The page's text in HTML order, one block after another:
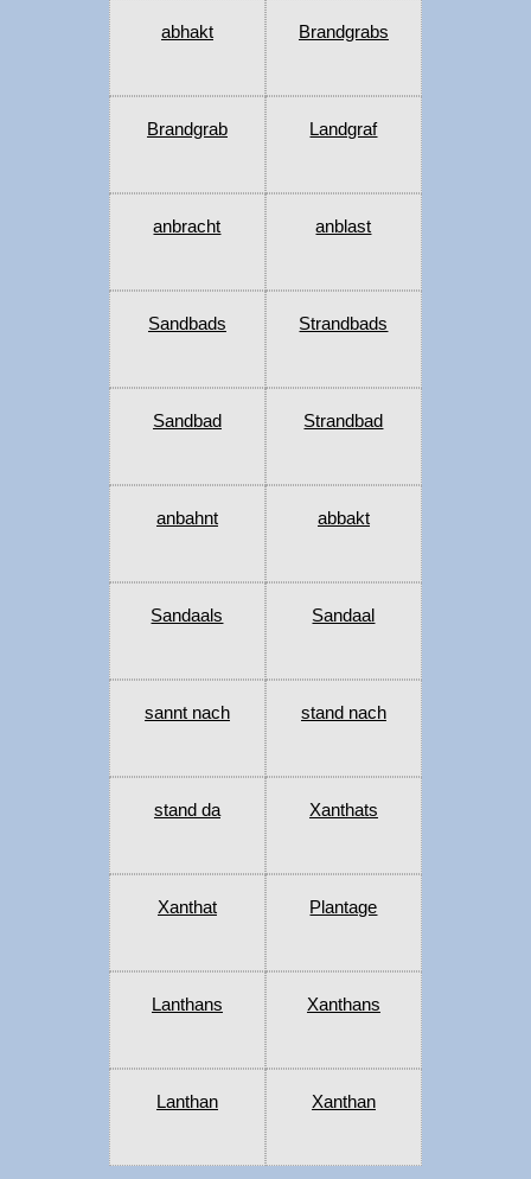
abhakt Brandgrabs
Brandgrab Landgraf
anbracht anblast
Sandbads Strandbads
Sandbad Strandbad
anbahnt abbakt
Sandaals Sandaal
sannt nach stand nach
stand da Xanthats
Xanthat Plantage
Lanthans Xanthans
Lanthan Xanthan